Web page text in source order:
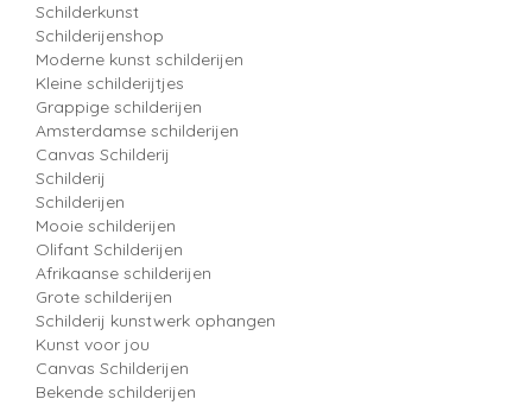
Schilderkunst
Schilderijenshop
Moderne kunst schilderijen
Kleine schilderijtjes
Grappige schilderijen
Amsterdamse schilderijen
Canvas Schilderij
Schilderij
Schilderijen
Mooie schilderijen
Olifant Schilderijen
Afrikaanse schilderijen
Grote schilderijen
Schilderij kunstwerk ophangen
Kunst voor jou
Canvas Schilderijen
Bekende schilderijen